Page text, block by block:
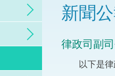
訴訟
網上爭議解決及法
體育爭議解決先導
新聞
律政司副
以下是律政